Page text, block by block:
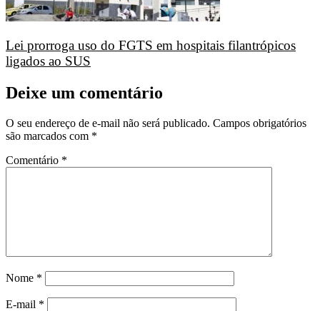
Lei prorroga uso do FGTS em hospitais filantrópicos
ligados ao SUS
Deixe um comentário
O seu endereço de e-mail não será publicado. Campos obrigatórios
são marcados com *
Comentário *
Nome *
E-mail *